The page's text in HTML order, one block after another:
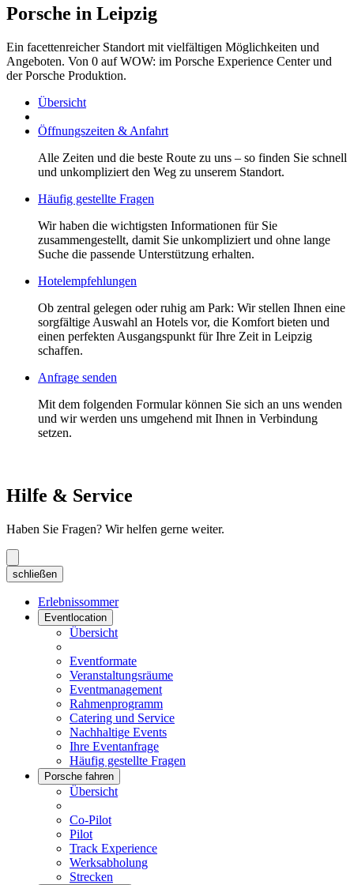
Porsche in Leipzig
Ein facettenreicher Standort mit vielfältigen Möglichkeiten und
Angeboten. Von 0 auf WOW: im Porsche Experience Center und
der Porsche Produktion.
Übersicht
Öffnungszeiten & Anfahrt
Alle Zeiten und die beste Route zu uns – so finden Sie schnell
und unkompliziert den Weg zu unserem Standort.
Häufig gestellte Fragen
Wir haben die wichtigsten Informationen für Sie
zusammengestellt, damit Sie unkompliziert und ohne lange
Suche die passende Unterstützung erhalten.
Hotelempfehlungen
Ob zentral gelegen oder ruhig am Park: Wir stellen Ihnen eine
sorgfältige Auswahl an Hotels vor, die Komfort bieten und
einen perfekten Ausgangspunkt für Ihre Zeit in Leipzig
schaffen.
Anfrage senden
Mit dem folgenden Formular können Sie sich an uns wenden
und wir werden uns umgehend mit Ihnen in Verbindung
setzen.
Hilfe & Service
Haben Sie Fragen? Wir helfen gerne weiter.
schließen
Erlebnissommer
Eventlocation
Übersicht
Eventformate
Veranstaltungsräume
Eventmanagement
Rahmenprogramm
Catering und Service
Nachhaltige Events
Ihre Eventanfrage
Häufig gestellte Fragen
Porsche fahren
Übersicht
Co-Pilot
Pilot
Track Experience
Werksabholung
Strecken